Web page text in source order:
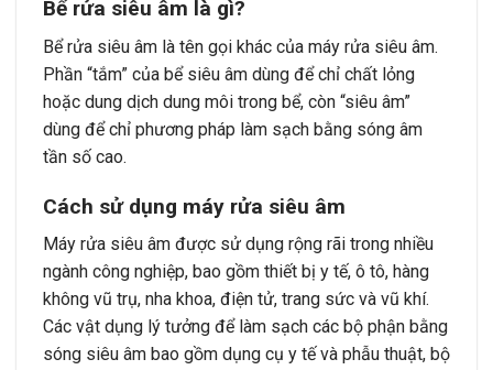
Bể rửa siêu âm là gì?
Bể rửa siêu âm là tên gọi khác của máy rửa siêu âm.
Phần “tắm” của bể siêu âm dùng để chỉ chất lỏng
hoặc dung dịch dung môi trong bể, còn “siêu âm”
dùng để chỉ phương pháp làm sạch bằng sóng âm
tần số cao.
Cách sử dụng máy rửa siêu âm
Máy rửa siêu âm được sử dụng rộng rãi trong nhiều
ngành công nghiệp, bao gồm thiết bị y tế, ô tô, hàng
không vũ trụ, nha khoa, điện tử, trang sức và vũ khí.
Các vật dụng lý tưởng để làm sạch các bộ phận bằng
sóng siêu âm bao gồm dụng cụ y tế và phẫu thuật, bộ